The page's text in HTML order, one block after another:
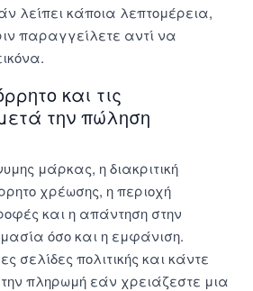
λείπει κάποια λεπτομέρεια,
παραγγείλετε αντί να
και τις
την πώληση
μάρκας, η διακριτική
χρέωσης, η περιοχή
και η απάντηση στην
όσο και η εμφάνιση.
σελίδες πολιτικής και κάντε
πληρωμή εάν χρειάζεστε μια